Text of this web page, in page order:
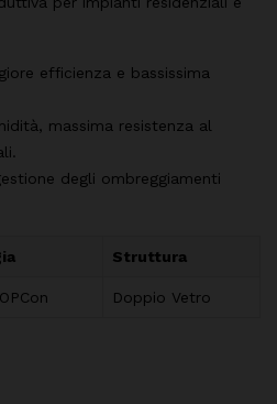
efficienza e bassissima
massima resistenza al
degli ombreggiamenti
Struttura
Doppio Vetro